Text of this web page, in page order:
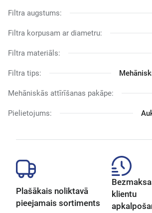
Filtra augstums:
Filtra korpusam ar diametru:
Filtra materiāls:
Filtra tips:
Mehāniskās attīrīšanas pakāpe:
Pielietojums:
Plašākais noliktavā
pieejamais sortiments
klientu